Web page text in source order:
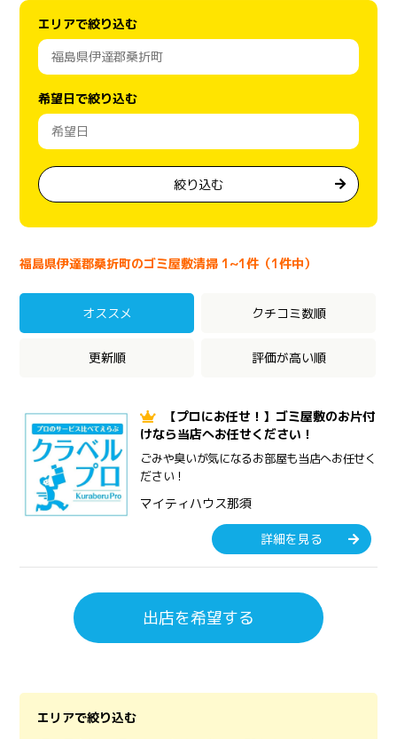
エリアで絞り込む
希望日で絞り込む
絞り込む
福島県伊達郡桑折町のゴミ屋敷清掃 1~1件（1件中）
オススメ クチコミ数順
更新順 評価が高い順
【プロにお任せ！】ゴミ屋敷のお片付
けなら当店へお任せください！
ごみや臭いが気になるお部屋も当店へお任せく
ださい！
マイティハウス那須
詳細を見る
出店を希望する
エリアで絞り込む